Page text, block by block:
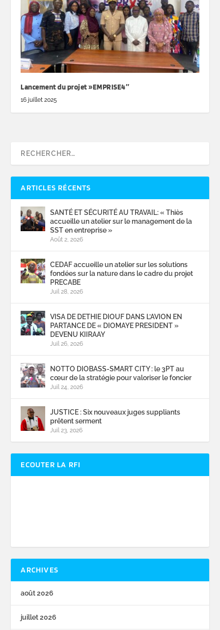
Lancement du projet »EMPRISE4″
16 juillet 2025
ARTICLES RÉCENTS
SANTÉ ET SÉCURITÉ AU TRAVAIL: « Thiès
accueille un atelier sur le management de la
SST en entreprise »
Août 2, 2026
CEDAF accueille un atelier sur les solutions
fondées sur la nature dans le cadre du projet
PRECABE
Juil 28, 2026
VISA DE DETHIE DIOUF DANS L’AVION EN
PARTANCE DE « DIOMAYE PRESIDENT »
DEVENU KIIRAAY
Juil 26, 2026
NOTTO DIOBASS-SMART CITY : le 3PT au
cœur de la stratégie pour valoriser le foncier
Juil 24, 2026
JUSTICE : Six nouveaux juges suppliants
prêtent serment
Juil 23, 2026
ECOUTER LA RFI
ARCHIVES
août 2026
juillet 2026